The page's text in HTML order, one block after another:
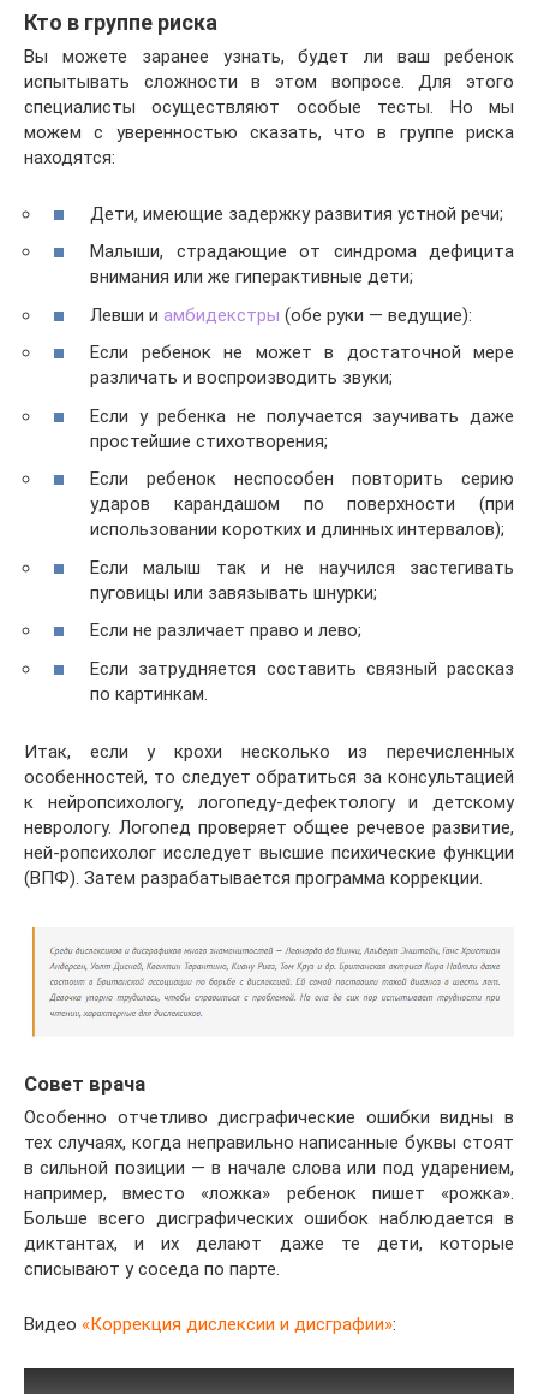
Кто в группе риска
Вы можете заранее узнать, будет ли ваш ребенок
испытывать сложности в этом вопросе. Для этого
специалисты осуществляют особые тесты. Но мы
можем с уверенностью сказать, что в группе риска
находятся:
Дети, имеющие задержку развития устной речи;
Малыши, страдающие от синдрома дефицита
внимания или же гиперактивные дети;
Левши и амбидекстры (обе руки — ведущие):
Если ребенок не может в достаточной мере
различать и воспроизводить звуки;
Если у ребенка не получается заучивать даже
простейшие стихотворения;
Если ребенок неспособен повторить серию
ударов карандашом по поверхности (при
использовании коротких и длинных интервалов);
Если малыш так и не научился застегивать
пуговицы или завязывать шнурки;
Если не различает право и лево;
Если затрудняется составить связный рассказ
по картинкам.
Итак, если у крохи несколько из перечисленных
особенностей, то следует обратиться за консультацией
к нейропсихологу, логопеду-дефектологу и детскому
неврологу. Логопед проверяет общее речевое развитие,
ней-ропсихолог исследует высшие психические функции
(ВПФ). Затем разрабатывается программа коррекции.
Совет врача
Особенно отчетливо дисграфические ошибки видны в
тех случаях, когда неправильно написанные буквы стоят
в сильной позиции — в начале слова или под ударением,
например, вместо «ложка» ребенок пишет «рожка».
Больше всего дисграфических ошибок наблюдается в
диктантах, и их делают даже те дети, которые
списывают у соседа по парте.
Видео «Коррекция дислексии и дисграфии»: